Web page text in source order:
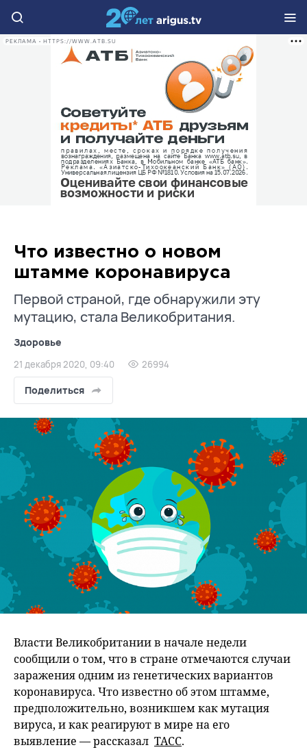
РЕКЛАМА • HTTPS://WWW.ATB.SU
Что известно о новом
штамме коронавируса
Первой страной, где обнаружили эту
мутацию, стала Великобритания.
Здоровье
21 декабря 2020, 09:40 26994
Поделиться
Власти Великобритании в начале недели
сообщили о том, что в стране отмечаются случаи
заражения одним из генетических вариантов
коронавируса. Что известно об этом штамме,
предположительно, возникшем как мутация
вируса, и как реагируют в мире на его
выявление — рассказал ТАСС.